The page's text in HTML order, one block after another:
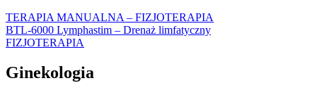
TERAPIA MANUALNA – FIZJOTERAPIA
BTL-6000 Lymphastim – Drenaż limfatyczny
FIZJOTERAPIA
Ginekologia